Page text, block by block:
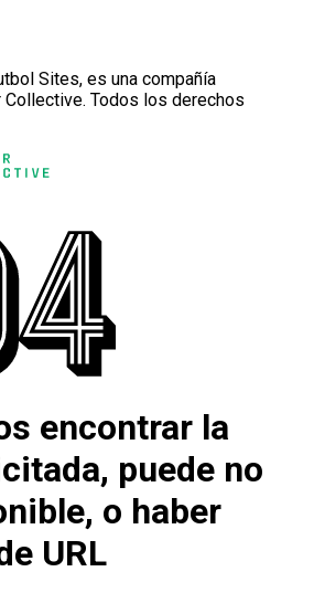
Sites, es una compañía
Todos los derechos
encontrar la
puede no
o haber
URL